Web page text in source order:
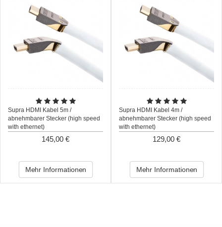
Supra HDMI Kabel 5m /
abnehmbarer Stecker (high speed
with ethernet)
145,00 €
Mehr Informationen
Supra HDMI Kabel 4m /
abnehmbarer Stecker (high speed
with ethernet)
129,00 €
Mehr Informationen